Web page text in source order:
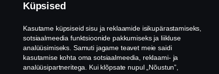
Küpsised
Kasutame küpsiseid sisu ja reklaamide isikupärastamiseks,
sotsiaalmeedia funktsioonide pakkumiseks ja liikluse
analüüsimiseks. Samuti jagame teavet meie saidi
kasutamise kohta oma sotsiaalmeedia, reklaami- ja
analüüsipartneritega. Kui klõpsate nupul „Nõustun”,